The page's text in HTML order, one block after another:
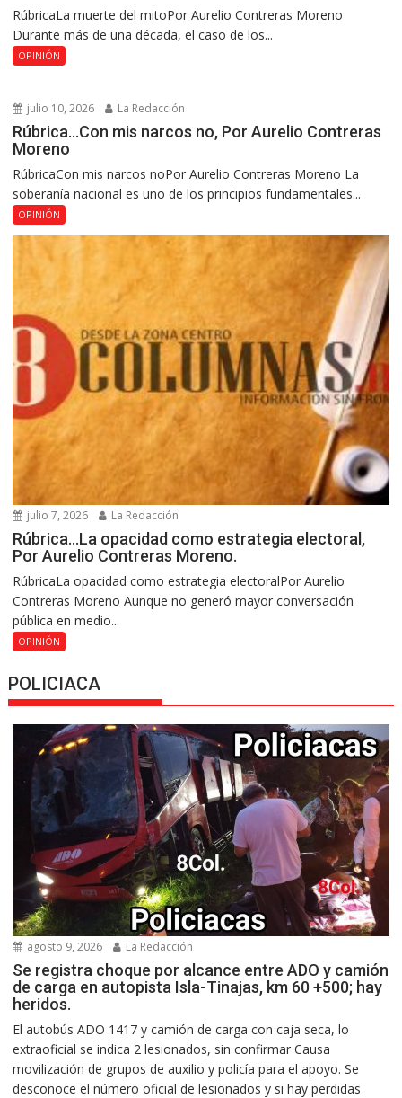
RúbricaLa muerte del mitoPor Aurelio Contreras Moreno
Durante más de una década, el caso de los...
OPINIÓN
julio 10, 2026 La Redacción
Rúbrica…Con mis narcos no, Por Aurelio Contreras
Moreno
RúbricaCon mis narcos noPor Aurelio Contreras Moreno La
soberanía nacional es uno de los principios fundamentales...
OPINIÓN
julio 7, 2026 La Redacción
Rúbrica…La opacidad como estrategia electoral,
Por Aurelio Contreras Moreno.
RúbricaLa opacidad como estrategia electoralPor Aurelio
Contreras Moreno Aunque no generó mayor conversación
pública en medio...
OPINIÓN
POLICIACA
agosto 9, 2026 La Redacción
Se registra choque por alcance entre ADO y camión
de carga en autopista Isla-Tinajas, km 60 +500; hay
heridos.
El autobús ADO 1417 y camión de carga con caja seca, lo
extraoficial se indica 2 lesionados, sin confirmar Causa
movilización de grupos de auxilio y policía para el apoyo. Se
desconoce el número oficial de lesionados y si hay perdidas